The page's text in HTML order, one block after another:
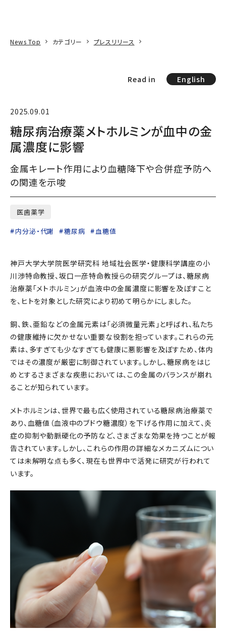
News Top カテゴリー プレスリリース
Read in English
2025.09.01
糖尿病治療薬メトホルミンが血中の金
属濃度に影響
金属キレート作用により血糖降下や合併症予防へ
の関連を示唆
医歯薬学
内分泌・代謝
糖尿病 血糖値
神戸大学大学院医学研究科 地域社会医学・健康科学講座の小
川渉特命教授、坂口一彦特命教授らの研究グループは、糖尿病
治療薬「メトホルミン」が血液中の金属濃度に影響を及ぼすこと
を、ヒトを対象とした研究により初めて明らかにしました。
銅、鉄、亜鉛などの金属元素は「必須微量元素」と呼ばれ、私たち
の健康維持に欠かせない重要な役割を担っています。これらの元
素は、多すぎても少なすぎても健康に悪影響を及ぼすため、体内
ではその濃度が厳密に制御されています。しかし、糖尿病をはじ
めとするさまざまな疾患においては、この金属のバランスが崩れ
ることが知られています。
メトホルミンは、世界で最も広く使用されている糖尿病治療薬で
あり、血糖値（血液中のブドウ糖濃度）を下げる作用に加えて、炎
症の抑制や動脈硬化の予防など、さまざまな効果を持つことが報
告されています。しかし、これらの作用の詳細なメカニズムについ
ては未解明な点も多く、現在も世界中で活発に研究が行われて
います。